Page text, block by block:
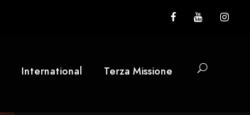
International Terza Missione